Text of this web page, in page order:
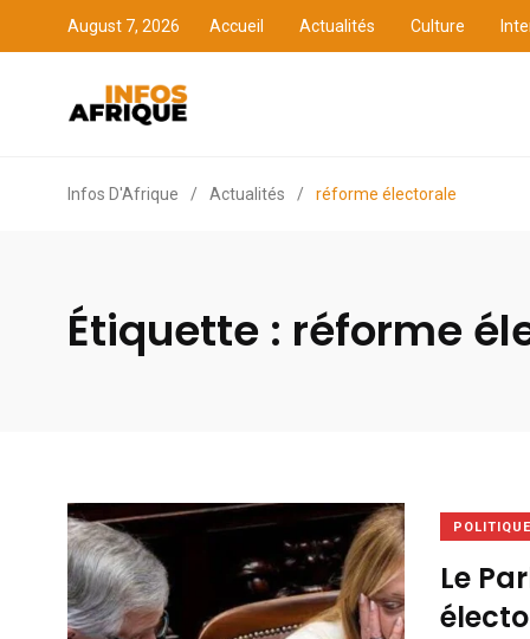
August 7, 2026 Accueil Actualités Culture
Infos D'Afrique / Actualités / réforme électorale
Étiquette : réforme
POLITIQUE
Le